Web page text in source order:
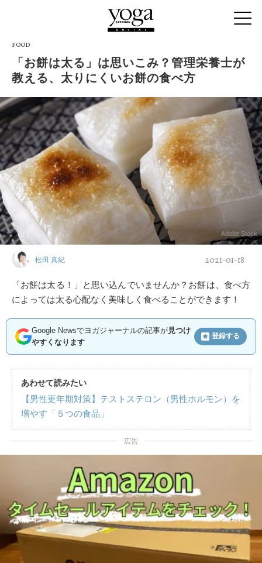
FOOD
「お餅は太る」は思いこみ？管理栄養士が
教える、太りにくいお餅の食べ方
Adobe Stock
松田 真紀 2021-01-18
「お餅は太る！」と思い込んでいませんか？お餅は、食べ方
によっては太る心配なく美味しく食べることができます！
Google Newsでヨガジャーナルの記事が見つけ
やすくなります
登録する
あわせて読みたい
【男性更年期対策】テストステロン（男性ホルモン）を
増やす「５つの食品」
広告